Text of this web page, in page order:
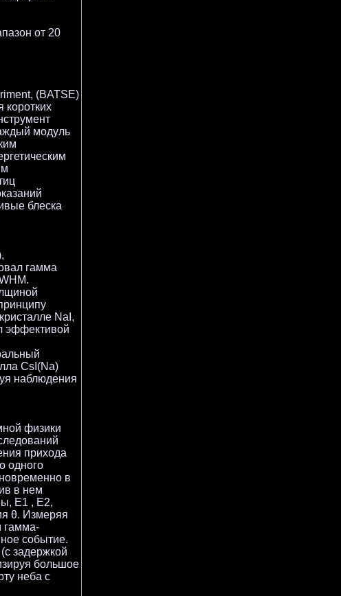
от 20
(BATSE)
модуль
блеска
гамма
NaI,
эффективой
CsI(Na)
наблюдения
физики
прихода
одного
в
в нем
E1 , E2,
θ. Измеряя
гамма-
событие.
задержкой
большое
неба с